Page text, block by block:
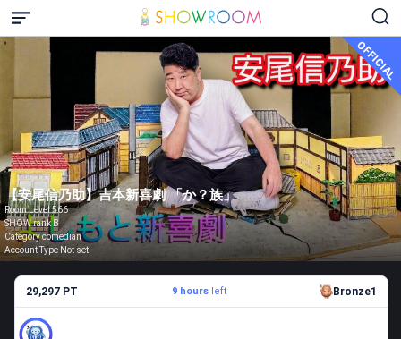
OFFICIAL
【安尾信乃助】吉本新喜劇 「か？族」
Room Level 566
SHOW rank B
Category comedian
Account Type Not set
29,297 PT 9 hoursleft Bronze1